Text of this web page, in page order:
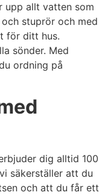
upp allt vatten som
stuprör och med
för ditt hus.
sönder. Med
ordning på
dig alltid 100
säkerställer att du
och att du får ett